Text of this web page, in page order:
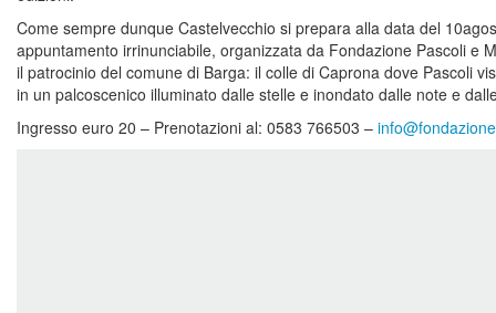
Come sempre dunque Castelvecchio si prepara alla data del
appuntamento irrinunciabile, organizzata da Fondazione Pascoli e
il patrocinio del comune di Barga: il colle di Caprona dove Pascoli
in un palcoscenico illuminato dalle stelle e inondato dalle note e
Ingresso euro 20 – Prenotazioni al: 0583 766503 –